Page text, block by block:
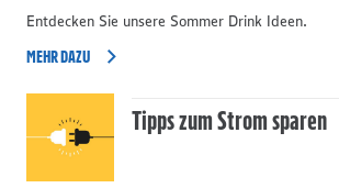
Entdecken Sie unsere Sommer Drink Ideen.
MEHR DAZU
Tipps zum Strom sparen